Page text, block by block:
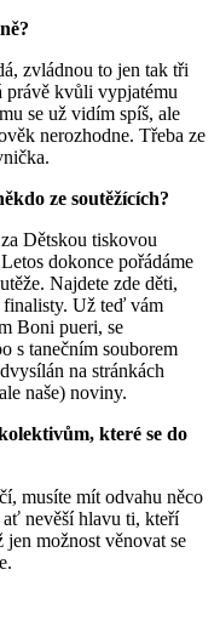
zvládnou to jen tak tři
právě kvůli vypjatému
se už vidím spíš, ale
nerozhodne. Třeba ze
ze soutěžících?
Dětskou tiskovou
dokonce pořádáme
Najdete zde děti,
Už teď vám
Boni pueri, se
s tanečním souborem
na stránkách
naše) noviny.
které se do
musíte mít odvahu něco
nevěší hlavu ti, kteří
jen možnost věnovat se